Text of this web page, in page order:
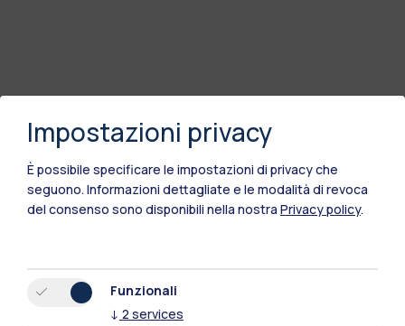
Polimi Community
Impostazioni privacy
È possibile specificare le impostazioni di privacy che
seguono. Informazioni dettagliate e le modalità di revoca
del consenso sono disponibili nella nostra Privacy policy.
Funzionali
↓ 2 services